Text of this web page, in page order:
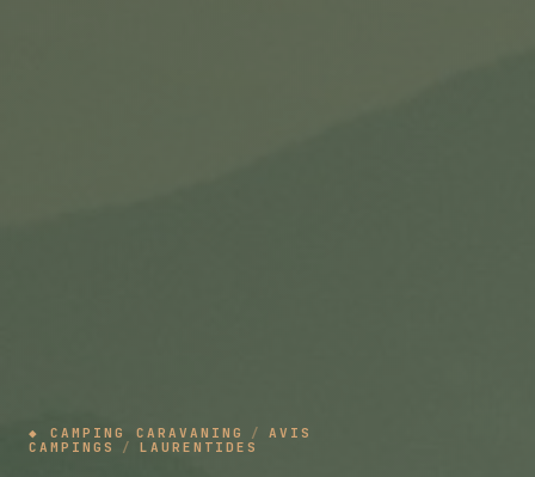
◆ CAMPING CARAVANING /
AVIS
CAMPINGS
/ LAURENTIDES